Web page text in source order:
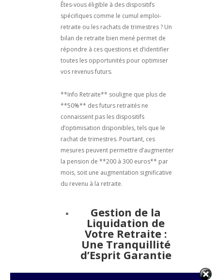
Êtes-vous éligible à des dispositifs
spécifiques comme le cumul emploi-
retraite ou les rachats de trimestres ? Un
bilan de retraite bien mené permet de
répondre à ces questions et d’identifier
toutes les opportunités pour optimiser
vos revenus futurs.
**Info Retraite** souligne que plus de
**50%** des futurs retraités ne
connaissent pas les dispositifs
d’optimisation disponibles, tels que le
rachat de trimestres. Pourtant, ces
mesures peuvent permettre d’augmenter
la pension de **200 à 300 euros** par
mois, soit une augmentation significative
du revenu à la retraite.
Gestion de la
Liquidation de
Votre Retraite :
Une Tranquillité
d’Esprit Garantie